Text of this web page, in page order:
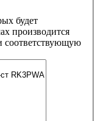
будет
производится
соответствующую